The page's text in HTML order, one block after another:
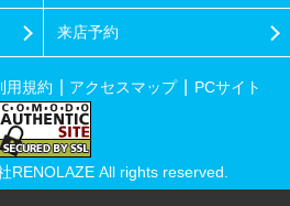
来店予約
用規約 アクセスマップ PCサイト
RENOLAZE All rights reserved.